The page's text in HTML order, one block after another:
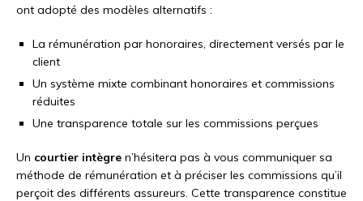
ont adopté des modèles alternatifs :
La rémunération par honoraires, directement versés par le
client
Un système mixte combinant honoraires et commissions
réduites
Une transparence totale sur les commissions perçues
Un courtier intègre n’hésitera pas à vous communiquer sa
méthode de rémunération et à préciser les commissions qu’il
perçoit des différents assureurs. Cette transparence constitue